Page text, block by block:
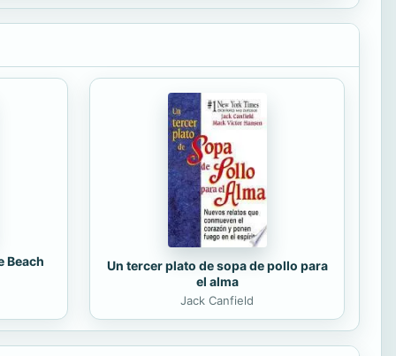
Beach
Un tercer plato de sopa de pollo para
el alma
Jack Canfield